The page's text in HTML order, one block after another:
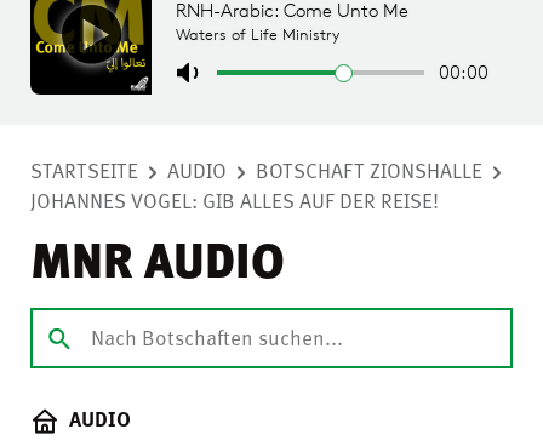
STARTSEITE AUDIO
BOTSCHAFT ZIONSHALLE
JOHANNES VOGEL: GIB ALLES AUF DER REISE!
MNR AUDIO
AUDIO